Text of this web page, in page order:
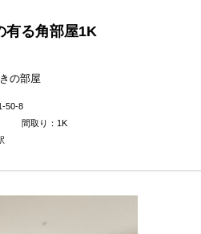
有る角部屋1K
の部屋
50-8
間取り：1K